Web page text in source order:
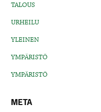
TALOUS
URHEILU
YLEINEN
YMPÄRISTÖ
YMPÄRISTÖ
META